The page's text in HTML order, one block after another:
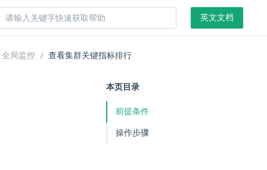
英文文档
全局监控 查看集群关键指标排行
本页目录
前提条件
操作步骤